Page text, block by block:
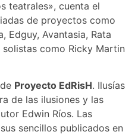
teatrales», cuenta el
de proyectos como
Edguy, Avantasia, Rata
como Ricky Martin
Proyecto EdRisH. Ilusías
de las ilusiones y las
Edwin Ríos. Las
sencillos publicados en